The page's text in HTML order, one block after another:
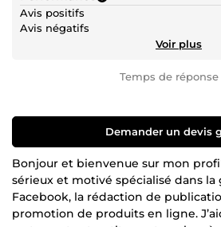
Avis positifs
Avis négatifs
Voir plus
Temps de réponse
Demander un devis
Bonjour et bienvenue sur mon
sérieux et motivé spécialisé dans
Facebook, la rédaction de
promotion de produits en ligne.